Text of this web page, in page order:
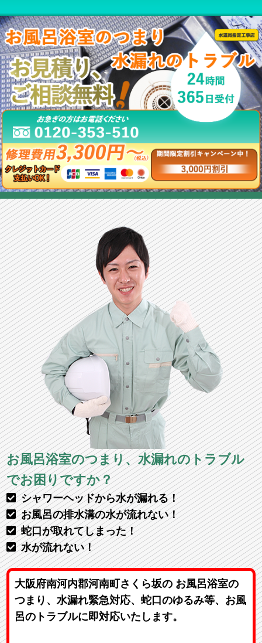
お風呂浴室のつまり、水漏れのトラブル
でお困りですか？
シャワーヘッドから水が漏れる！
お風呂の排水溝の水が流れない！
蛇口が取れてしまった！
水が流れない！
大阪府南河内郡河南町さくら坂の お風呂浴室の
つまり、水漏れ緊急対応、蛇口のゆるみ等、お風
呂のトラブルに即対応いたします。